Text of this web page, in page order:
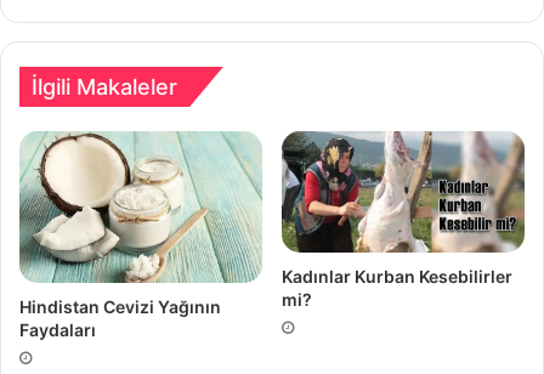
İlgili Makaleler
Hindistan Cevizi Yağının
Faydaları
Kadınlar Kurban Kesebilirler
mi?